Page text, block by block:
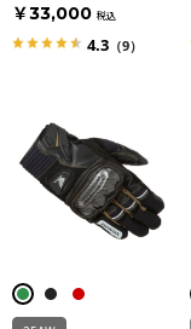
￥33,000 税込
4.3 （9）